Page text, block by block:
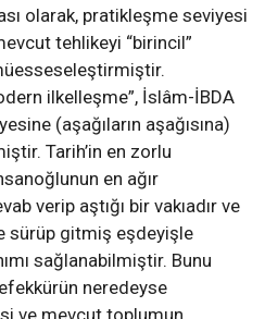
olarak, pratikleşme seviyesi
tehlikeyi “birincil”
ilkelleşme”, İslâm-İBDA
(aşağıların aşağısına)
Tarih’in en zorlu
en ağır
verip aştığı bir vakıadır ve
sürüp gitmiş eşdeyişle
sağlanabilmiştir. Bunu
neredeyse
ve mevcut toplumun